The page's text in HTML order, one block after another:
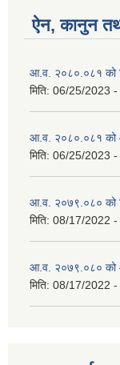
ऐन, कानुन
आ.व. २०८०.०८१ को
मिति: 06/25/2023 -
आ.व. २०८०.०८१ को
मिति: 06/25/2023 -
आ.व. २०७९.०८० को
मिति: 08/17/2022 -
आ.व. २०७९.०८० को
मिति: 08/17/2022 -